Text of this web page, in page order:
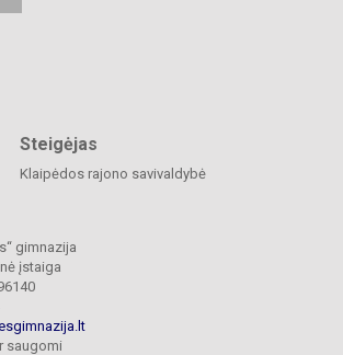
Steigėjas
Klaipėdos rajono savivaldybė
gimnazija
įstaiga
saugomi